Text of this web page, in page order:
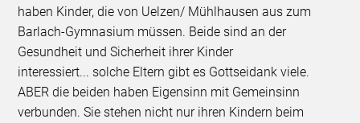
haben Kinder, die von Uelzen/ Mühlhausen aus zum
Barlach-Gymnasium müssen. Beide sind an der
Gesundheit und Sicherheit ihrer Kinder
interessiert... solche Eltern gibt es Gottseidank viele.
ABER die beiden haben Eigensinn mit Gemeinsinn
verbunden. Sie stehen nicht nur ihren Kindern beim